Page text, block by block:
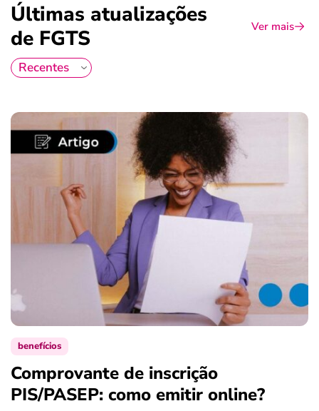
Últimas atualizações
de FGTS
Ver mais
benefícios
Comprovante de inscrição
PIS/PASEP: como emitir online?